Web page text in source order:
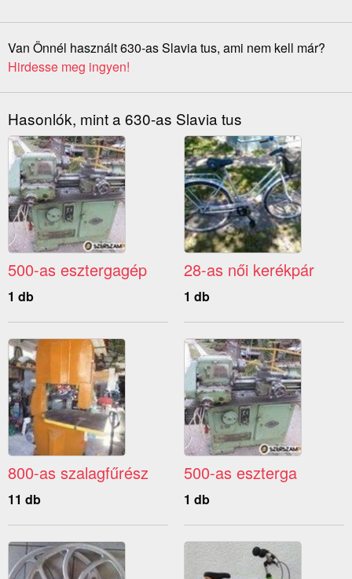
Van Önnél használt 630-as Slavia tus, ami nem kell már?
Hirdesse meg ingyen!
Hasonlók, mint a 630-as Slavia tus
500-as esztergagép
1 db
28-as női kerékpár
1 db
800-as szalagfűrész
11 db
500-as eszterga
1 db